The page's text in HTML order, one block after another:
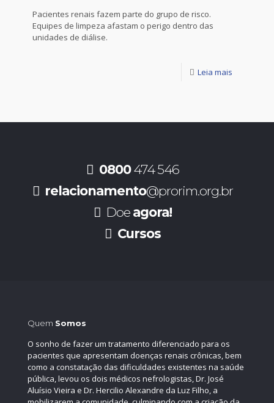
Pacientes renais fazem parte do grupo de risco.
Equipes de limpeza afastam o perigo dentro das
unidades de diálise.
Leia mais
0800474 546
relacionamento@prorim.org.br
Doe agora!
Cursos
Quem Somos
O sonho de fazer um tratamento diferenciado para os
pacientes que apresentam doenças renais crônicas, bem
como a constatação das dificuldades existentes na saúde
pública, levou os dois médicos nefrologistas, Dr. José
Aluísio Vieira e Dr. Hercilio Alexandre da Luz Filho, a